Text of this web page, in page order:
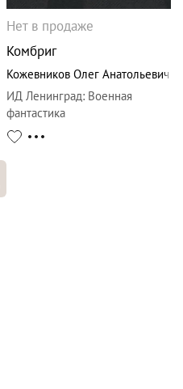
Нет в продаже
Комбриг
Кожевников Олег Анатольевич
ИД Ленинград: Военная
фантастика